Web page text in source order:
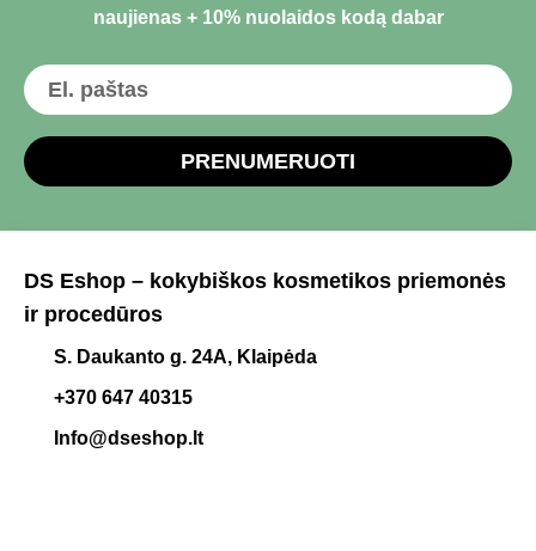
naujienas + 10% nuolaidos kodą dabar
PRENUMERUOTI
DS Eshop – kokybiškos kosmetikos priemonės
ir procedūros
S. Daukanto g. 24A, Klaipėda
+370 647 40315
Info@dseshop.lt